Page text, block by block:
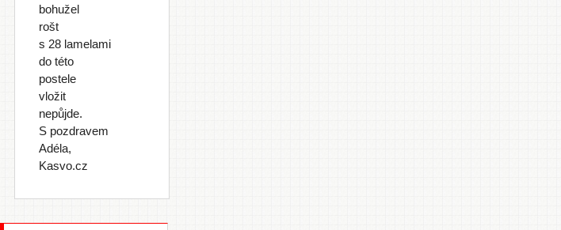
bohužel
rošt
s 28 lamelami
do této
postele
vložit
nepůjde.
S pozdravem
Adéla,
Kasvo.cz